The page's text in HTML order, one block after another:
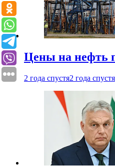
Цены на нефть
2 года спустя2 года спустя